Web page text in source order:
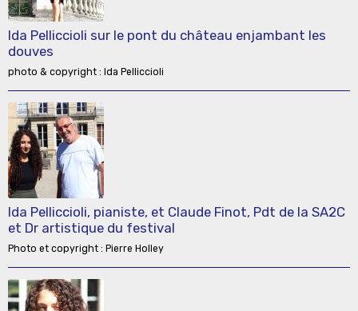
Ida Pelliccioli sur le pont du château enjambant les
douves
photo & copyright : Ida Pelliccioli
Ida Pelliccioli, pianiste, et Claude Finot, Pdt de la SA2C
et Dr artistique du festival
Photo et copyright : Pierre Holley